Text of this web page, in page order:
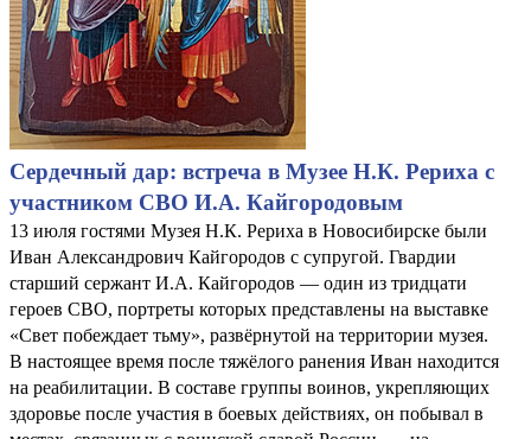
Сердечный дар: встреча в Музее Н.К. Рериха с
участником СВО И.А. Кайгородовым
13 июля гостями Музея Н.К. Рериха в Новосибирске были
Иван Александрович Кайгородов с супругой. Гвардии
старший сержант И.А. Кайгородов — один из тридцати
героев СВО, портреты которых представлены на выставке
«Свет побеждает тьму», развёрнутой на территории музея.
В настоящее время после тяжёлого ранения Иван находится
на реабилитации. В составе группы воинов, укрепляющих
здоровье после участия в боевых действиях, он побывал в